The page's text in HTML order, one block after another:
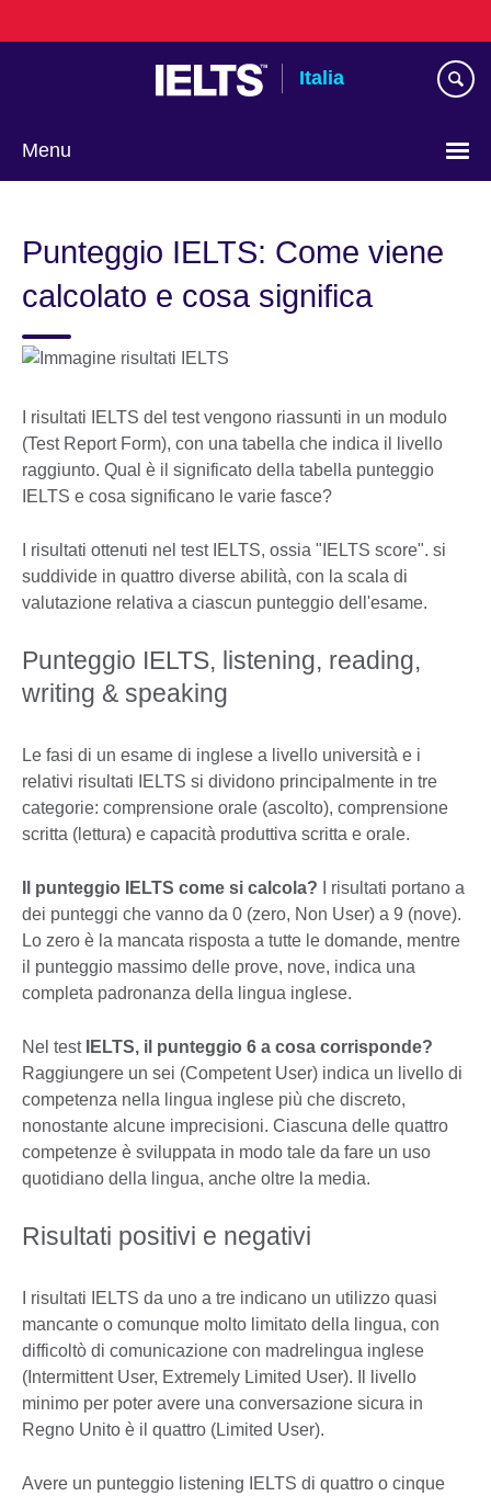
to
Italia
Menu
Punteggio IELTS: Come viene
calcolato e cosa significa
I risultati IELTS del test vengono riassunti in un modulo
(Test Report Form), con una tabella che indica il livello
raggiunto. Qual è il significato della tabella punteggio
IELTS e cosa significano le varie fasce?
I risultati ottenuti nel test IELTS, ossia "IELTS score". si
suddivide in quattro diverse abilità, con la scala di
valutazione relativa a ciascun punteggio dell'esame.
Punteggio IELTS, listening, reading,
writing & speaking
Le fasi di un esame di inglese a livello università e i
relativi risultati IELTS si dividono principalmente in tre
categorie: comprensione orale (ascolto), comprensione
scritta (lettura) e capacità produttiva scritta e orale.
Il punteggio IELTS come si calcola? I risultati portano a
dei punteggi che vanno da 0 (zero, Non User) a 9 (nove).
Lo zero è la mancata risposta a tutte le domande, mentre
il punteggio massimo delle prove, nove, indica una
completa padronanza della lingua inglese.
Nel test IELTS, il punteggio 6 a cosa corrisponde?
Raggiungere un sei (Competent User) indica un livello di
competenza nella lingua inglese più che discreto,
nonostante alcune imprecisioni. Ciascuna delle quattro
competenze è sviluppata in modo tale da fare un uso
quotidiano della lingua, anche oltre la media.
Risultati positivi e negativi
I risultati IELTS da uno a tre indicano un utilizzo quasi
mancante o comunque molto limitato della lingua, con
difficoltò di comunicazione con madrelingua inglese
(Intermittent User, Extremely Limited User). Il livello
minimo per poter avere una conversazione sicura in
Regno Unito è il quattro (Limited User).
Avere un punteggio listening IELTS di quattro o cinque